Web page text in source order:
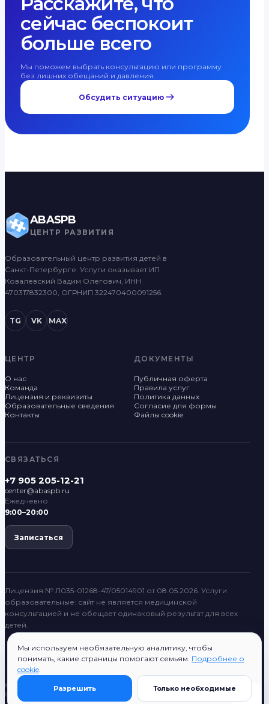
Мы используем необязательную аналитику, чтобы
понимать, какие страницы помогают семьям. Подробнее о
cookie.
Разрешить Только необходимые
сейчас беспокоит
больше всего
Мы поможем выбрать консультацию или программу
без лишних обещаний и давления.
Обсудить ситуацию
ABASPB
ЦЕНТР РАЗВИТИЯ
Образовательный центр развития детей в
Санкт-Петербурге. Услуги оказывает ИП
Ковалевский Вадим Олегович, ИНН
470317832300, ОГРНИП 322470400091256.
TG VK MAX
ЦЕНТР
О нас
Команда
Лицензия и реквизиты
Образовательные сведения
Контакты
ДОКУМЕНТЫ
Публичная оферта
Правила услуг
Политика данных
Согласие для формы
Файлы cookie
СВЯЗАТЬСЯ
+7 905 205-12-21
center@abaspb.ru
Ежедневно
9:00–20:00
Записаться
Лицензия № Л035-01268-47/05014901 от 08.05.2026. Услуги
образовательные: сайт не является медицинской
консультацией и не обещает одинаковый результат для всех
детей.
© 2022–2026 ABASPB
Согласие на публикацию
Все разделы ABASPB System